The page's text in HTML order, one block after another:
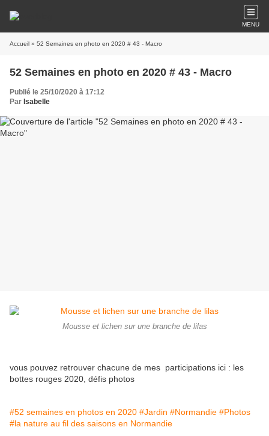
MENU
Accueil » 52 Semaines en photo en 2020 # 43 - Macro
52 Semaines en photo en 2020 # 43 - Macro
Publié le 25/10/2020 à 17:12
Par Isabelle
Mousse et lichen sur une branche de lilas
vous pouvez retrouver chacune de mes participations ici : les
bottes rouges 2020, défis photos
#52 semaines en photos en 2020 #Jardin #Normandie #Photos
#la nature au fil des saisons en Normandie